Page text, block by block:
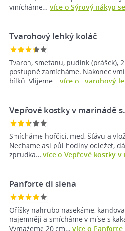
vmícháme… více o Sýrový nákyp
Tvarohový lehký koláč
Tvaroh, smetanu, pudink (prášek),
postupně zamícháme. Nakonec
bílků. Vlijeme… více o Tvarohový
Vepřové kostky v marinádě
Smícháme hořčici, med, šťávu a
Necháme asi půl hodiny odležet,
zprudka… více o Vepřové kostky v
Panforte di siena
Oříšky nahrubo nasekáme,
najemněji a smícháme v míse s
Vymažeme 20 cm… více o Panforte